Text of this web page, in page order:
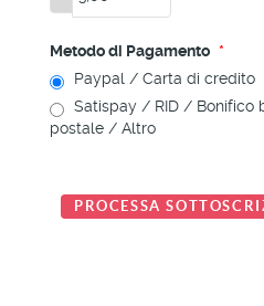
Metodo di Pagamento *
Paypal / Carta di credito
postale / Altro